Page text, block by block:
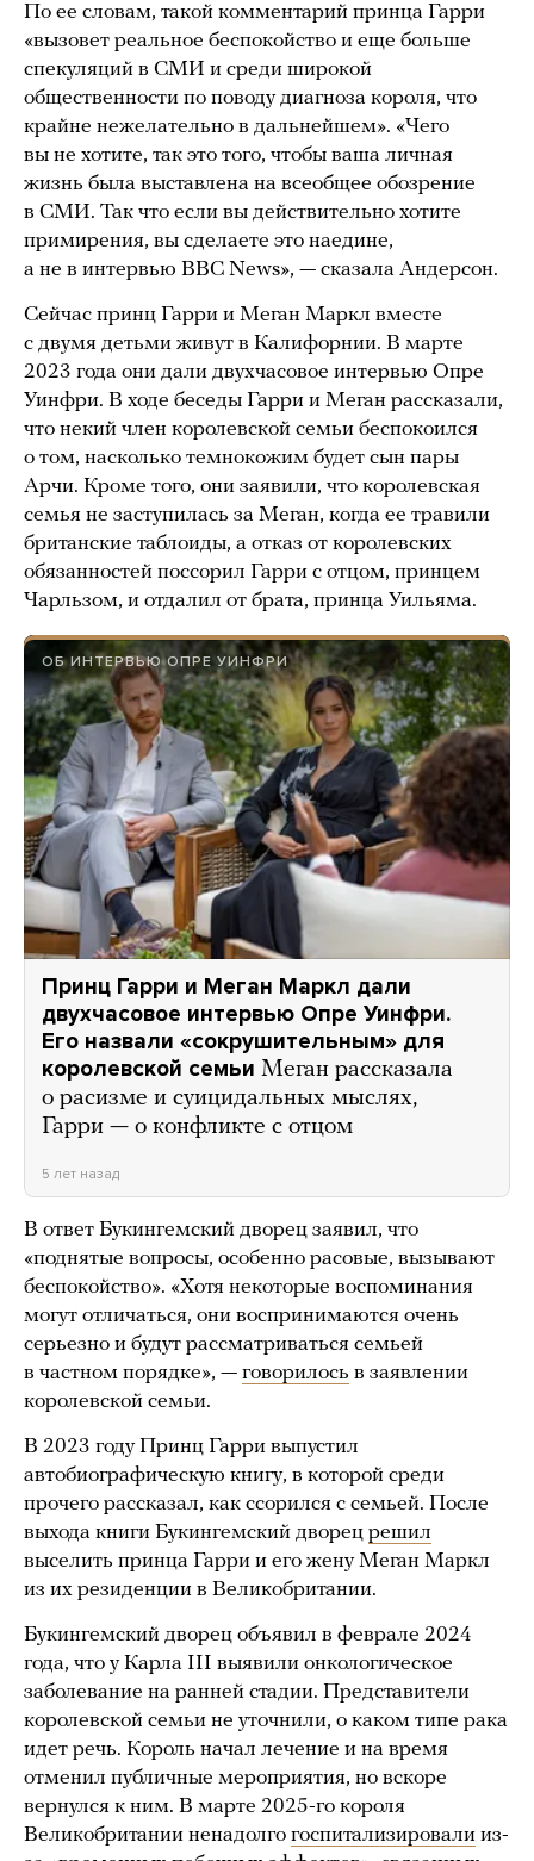
По ее словам, такой комментарий принца Гарри
«вызовет реальное беспокойство и еще больше
спекуляций в СМИ и среди широкой
общественности по поводу диагноза короля, что
крайне нежелательно в дальнейшем». «Чего
вы не хотите, так это того, чтобы ваша личная
жизнь была выставлена на всеобщее обозрение
в СМИ. Так что если вы действительно хотите
примирения, вы сделаете это наедине,
а не в интервью BBC News», — сказала Андерсон.
Сейчас принц Гарри и Меган Маркл вместе
с двумя детьми живут в Калифорнии. В марте
2023 года они дали двухчасовое интервью Опре
Уинфри. В ходе беседы Гарри и Меган рассказали,
что некий член королевской семьи беспокоился
о том, насколько темнокожим будет сын пары
Арчи. Кроме того, они заявили, что королевская
семья не заступилась за Меган, когда ее травили
британские таблоиды, а отказ от королевских
обязанностей поссорил Гарри с отцом, принцем
Чарльзом, и отдалил от брата, принца Уильяма.
ОБ ИНТЕРВЬЮ ОПРЕ УИНФРИ
Принц Гарри и Меган Маркл дали
двухчасовое интервью Опре Уинфри.
Его назвали «сокрушительным» для
королевской семьи Меган рассказала
о расизме и суицидальных мыслях,
Гарри — о конфликте с отцом
5 лет назад
В ответ Букингемский дворец заявил, что
«поднятые вопросы, особенно расовые, вызывают
беспокойство». «Хотя некоторые воспоминания
могут отличаться, они воспринимаются очень
серьезно и будут рассматриваться семьей
в частном порядке», — говорилось в заявлении
королевской семьи.
В 2023 году Принц Гарри выпустил
автобиографическую книгу, в которой среди
прочего рассказал, как ссорился с семьей. После
выхода книги Букингемский дворец решил
выселить принца Гарри и его жену Меган Маркл
из их резиденции в Великобритании.
Букингемский дворец объявил в феврале 2024
года, что у Карла III выявили онкологическое
заболевание на ранней стадии. Представители
королевской семьи не уточнили, о каком типе рака
идет речь. Король начал лечение и на время
отменил публичные мероприятия, но вскоре
вернулся к ним. В марте 2025-го короля
Великобритании ненадолго госпитализировали из-